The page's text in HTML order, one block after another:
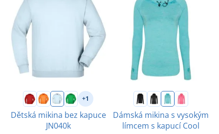
+1
Dětská mikina bez kapuce
JN040k
Dámská mikina s vysokým
límcem s kapucí Cool